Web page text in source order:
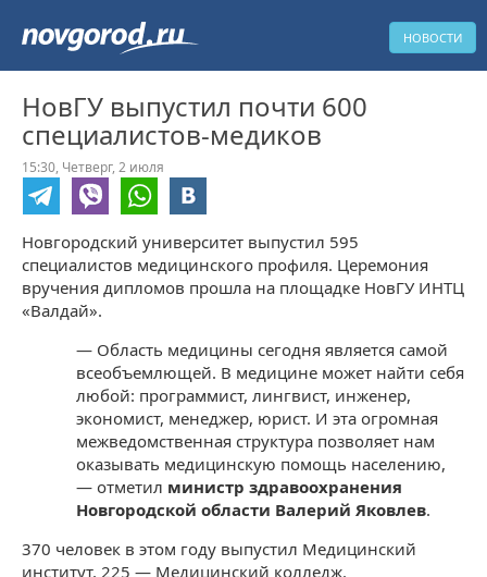
НОВОСТИ
НовГУ выпустил почти 600
специалистов-медиков
15:30, Четверг, 2 июля
Новгородский университет выпустил 595
специалистов медицинского профиля. Церемония
вручения дипломов прошла на площадке НовГУ ИНТЦ
«Валдай».
— Область медицины сегодня является самой
всеобъемлющей. В медицине может найти себя
любой: программист, лингвист, инженер,
экономист, менеджер, юрист. И эта огромная
межведомственная структура позволяет нам
оказывать медицинскую помощь населению,
— отметил министр здравоохранения
Новгородской области Валерий Яковлев.
370 человек в этом году выпустил Медицинский
институт, 225 — Медицинский колледж.